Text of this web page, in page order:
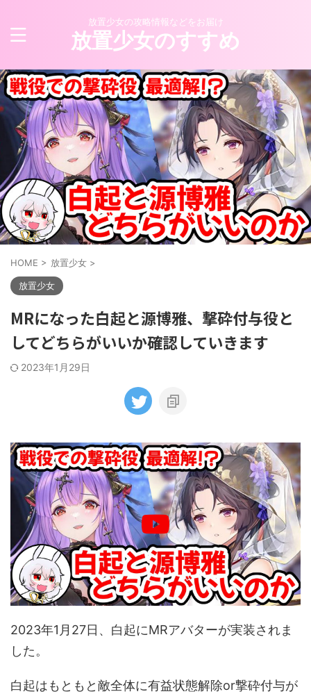
放置少女の攻略情報などをお届け
放置少女のすすめ
HOME > 放置少女 >
放置少女
MRになった白起と源博雅、撃砕付与役と
してどちらがいいか確認していきます
2023年1月29日
2023年1月27日、白起にMRアバターが実装されま
した。
白起はもともと敵全体に有益状態解除or撃砕付与が